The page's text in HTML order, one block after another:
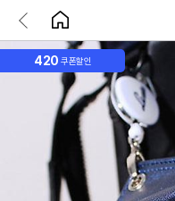
420 쿠폰할인